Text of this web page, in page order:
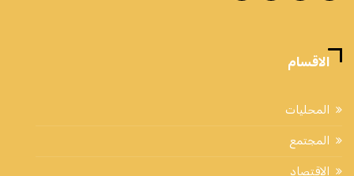
الاقسام
المحليات
المجتمع
الاقتصاد